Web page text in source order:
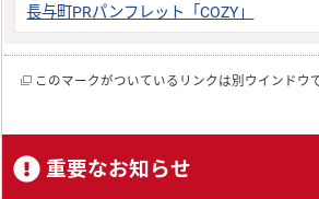
長与町PRパンフレット「COZY」
このマークがついているリンクは別ウインドウ
重要なお知らせ